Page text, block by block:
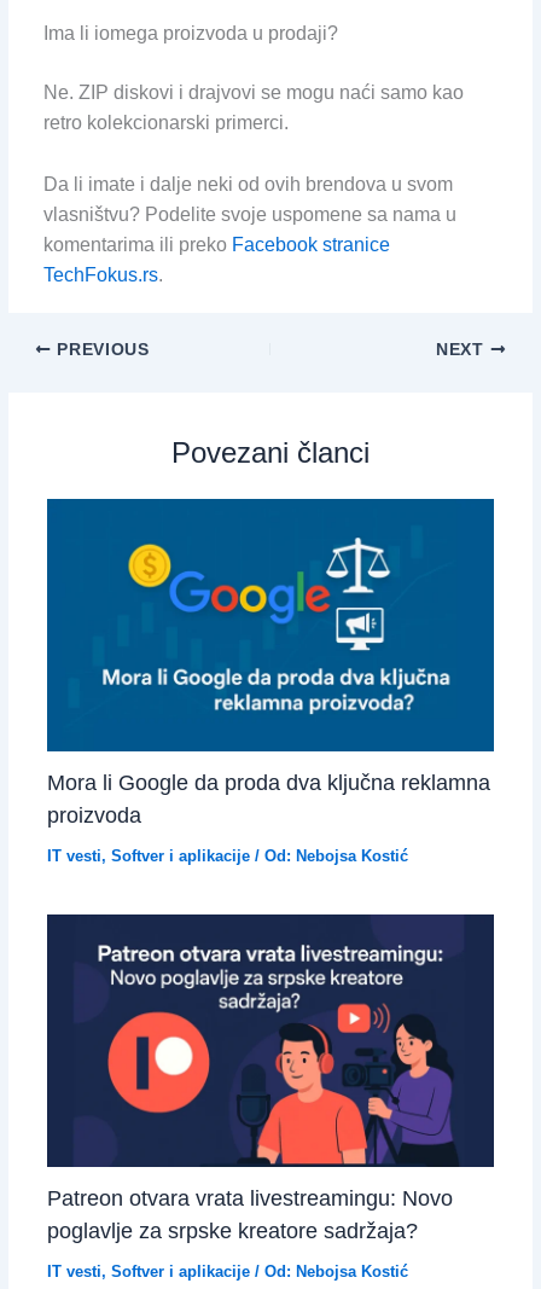
Ima li iomega proizvoda u prodaji?
Ne. ZIP diskovi i drajvovi se mogu naći samo kao
retro kolekcionarski primerci.
Da li imate i dalje neki od ovih brendova u svom
vlasništvu? Podelite svoje uspomene sa nama u
komentarima ili preko Facebook stranice
TechFokus.rs.
PREVIOUS NEXT
Povezani članci
Mora li Google da proda dva ključna reklamna
proizvoda
IT vesti, Softver i aplikacije/ Od: Nebojsa Kostić
Patreon otvara vrata livestreamingu: Novo
poglavlje za srpske kreatore sadržaja?
IT vesti, Softver i aplikacije/ Od: Nebojsa Kostić